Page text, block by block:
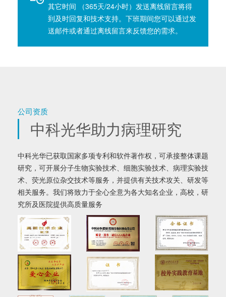
其它时间 （365天/24小时）发送离线留言将得
到及时回复和技术支持。下班期间您可以通过发
送邮件或者通过离线留言来反馈您的需求。
公司资质
中科光华助力病理研究
中科光华已获取国家多项专利和软件著作权，可承接整体课题
研究，可开展分子生物实验技术、细胞实验技术、病理实验技
术、荧光原位杂交技术等服务，并提供有关技术攻关、研发等
相关服务。我们将致力于全心全意为各大知名企业，高校，研
究所及医院提供高质量服务